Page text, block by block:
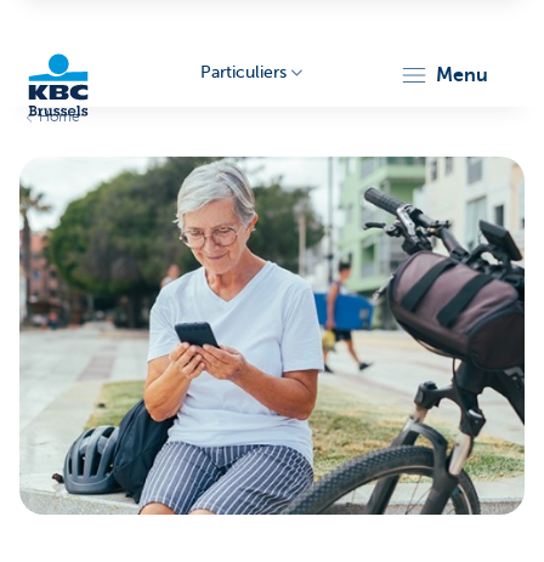
Particuliers menu
Home